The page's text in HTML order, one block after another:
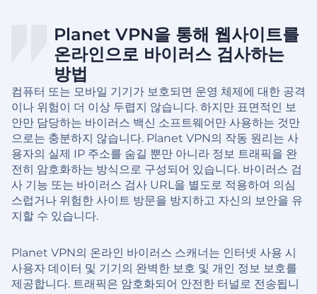
컴퓨터 또는 모바일 기기가 보호되면 운영 체제에 대한 공격
이나 위험이 더 이상 두렵지 않습니다. 하지만 표면적인 보
안만 담당하는 바이러스 백신 소프트웨어만 사용하는 것만
으로는 충분하지 않습니다. Planet VPN의 작동 원리는 사
용자의 실제 IP 주소를 숨길 뿐만 아니라 정보 트래픽을 완
전히 암호화하는 방식으로 구성되어 있습니다. 바이러스 검
사 기능 또는 바이러스 검사 URL을 별도로 적용하여 의심
스럽거나 위험한 사이트 방문을 방지하고 자신의 보안을 유
지할 수 있습니다.
Planet VPN의 온라인 바이러스 스캐너는 인터넷 사용 시
사용자 데이터 및 기기의 완벽한 보호 및 개인 정보 보호를
제공합니다. 트래픽은 암호화되어 안전한 터널로 전송됩니
Planet VPN을 통해 웹사이트를
온라인으로 바이러스 검사하는
방법